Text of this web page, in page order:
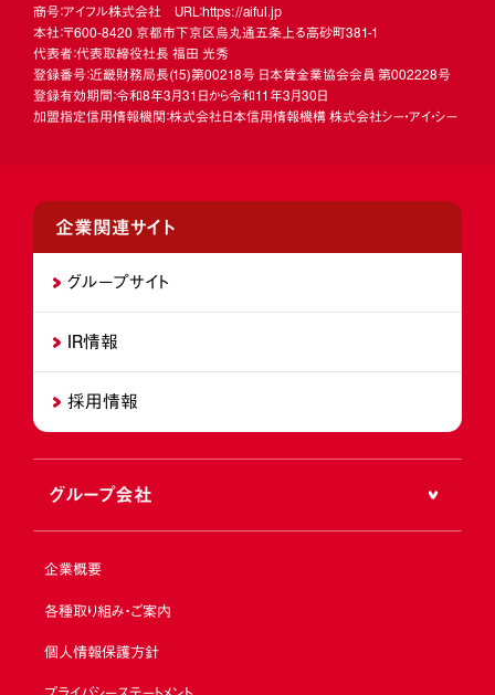
商号：アイフル株式会社 URL：https://aiful.jp
本社：〒600-8420 京都市下京区烏丸通五条上る高砂町381-1
代表者：代表取締役社長 福田 光秀
登録番号：近畿財務局長(15)第00218号 日本貸金業協会会員 第002228号
登録有効期間：令和8年3月31日から令和11年3月30日
加盟指定信用情報機関：株式会社日本信用情報機構 株式会社シー・アイ・シー
企業関連サイト
グループサイト
IR情報
採用情報
グループ会社
企業概要
各種取り組み・ご案内
個人情報保護方針